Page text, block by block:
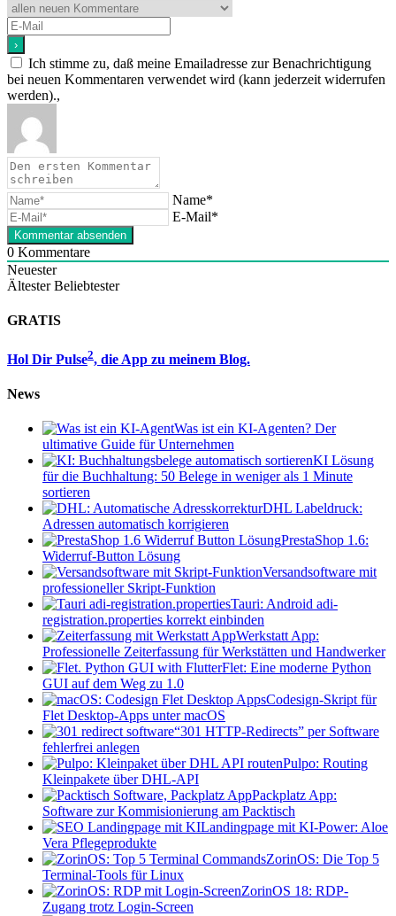
Ich stimme zu, daß meine Emailadresse zur Benachrichtigung
bei neuen Kommentaren verwendet wird (kann jederzeit widerrufen
werden).,
Name*
E-Mail*
0 Kommentare
Neuester
Ältester Beliebtester
GRATIS
Hol Dir Pulse2, die App zu meinem Blog.
News
Was ist ein KI-Agenten? Der
ultimative Guide für Unternehmen
KI Lösung
für die Buchhaltung: 50 Belege in weniger als 1 Minute
sortieren
DHL Labeldruck:
Adressen automatisch korrigieren
PrestaShop 1.6:
Widerruf-Button Lösung
Versandsoftware mit
professioneller Skript-Funktion
Tauri: Android adi-
registration.properties korrekt einbinden
Werkstatt App:
Professionelle Zeiterfassung für Werkstätten und Handwerker
Flet: Eine moderne Python
GUI auf dem Weg zu 1.0
Codesign-Skript für
Flet Desktop-Apps unter macOS
“301 HTTP-Redirects” per Software
fehlerfrei anlegen
Pulpo: Routing
Kleinpakete über DHL-API
Packplatz App:
Software zur Kommisionierung am Packtisch
Landingpage mit KI-Power: Aloe
Vera Pflegeprodukte
ZorinOS: Die Top 5
Terminal-Tools für Linux
ZorinOS 18: RDP-
Zugang trotz Login-Screen